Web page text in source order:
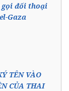
gọi đối thoại
Gaza
TÊN VÀO
CỦA THAI